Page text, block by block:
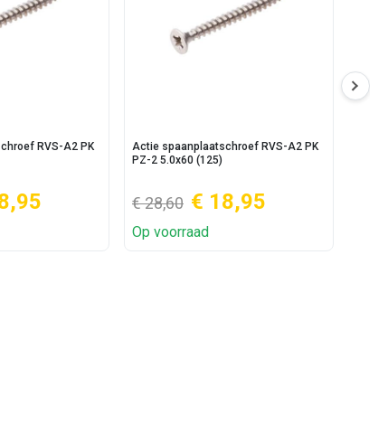
RVS-A2 PK
Actie spaanplaatschroef RVS-A2 PK
PZ-2 5.0x60 (125)
€ 28,60 € 18,95
Op voorraad